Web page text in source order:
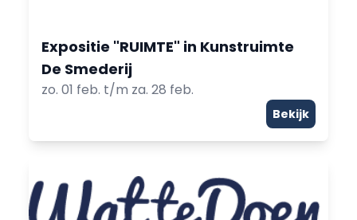
Expositie "RUIMTE" in Kunstruimte
De Smederij
zo. 01 feb. t/m za. 28 feb.
Bekijk